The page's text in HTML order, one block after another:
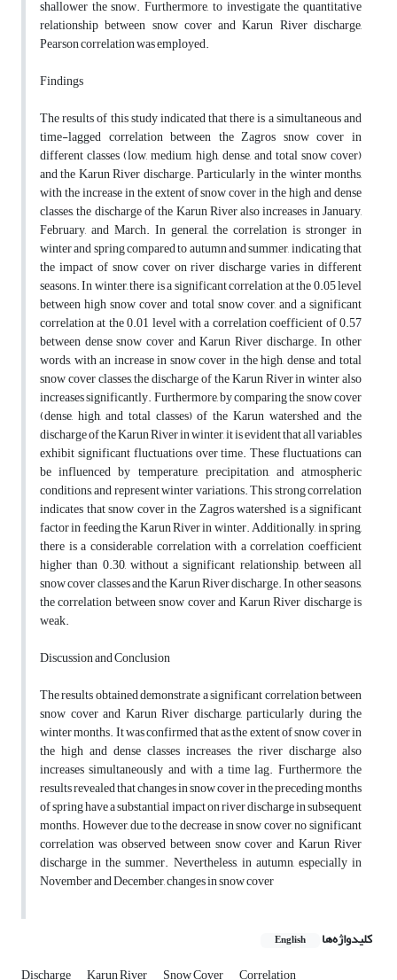
shallower the snow. Furthermore, to investigate the quantitative
relationship between snow cover and Karun River discharge,
Pearson correlation was employed.
Findings
The results of this study indicated that there is a simultaneous and
time-lagged correlation between the Zagros snow cover in
different classes (low, medium, high, dense, and total snow cover)
and the Karun River discharge. Particularly in the winter months,
with the increase in the extent of snow cover in the high and dense
classes, the discharge of the Karun River also increases in January,
February, and March. In general, the correlation is stronger in
winter and spring compared to autumn and summer, indicating that
the impact of snow cover on river discharge varies in different
seasons. In winter, there is a significant correlation at the 0.05 level
between high snow cover and total snow cover, and a significant
correlation at the 0.01 level with a correlation coefficient of 0.57
between dense snow cover and Karun River discharge. In other
words, with an increase in snow cover in the high, dense, and total
snow cover classes, the discharge of the Karun River in winter also
increases significantly. Furthermore, by comparing the snow cover
(dense, high, and total classes) of the Karun watershed and the
discharge of the Karun River in winter, it is evident that all variables
exhibit significant fluctuations over time. These fluctuations can
be influenced by temperature, precipitation, and atmospheric
conditions, and represent winter variations. This strong correlation
indicates that snow cover in the Zagros watershed is a significant
factor in feeding the Karun River in winter. Additionally, in spring,
there is a considerable correlation with a correlation coefficient
higher than 0.30, without a significant relationship, between all
snow cover classes and the Karun River discharge. In other seasons,
the correlation between snow cover and Karun River discharge is
weak.
Discussion and Conclusion
The results obtained demonstrate a significant correlation between
snow cover and Karun River discharge, particularly during the
winter months. It was confirmed that as the extent of snow cover in
the high and dense classes increases, the river discharge also
increases simultaneously and with a time lag. Furthermore, the
results revealed that changes in snow cover in the preceding months
of spring have a substantial impact on river discharge in subsequent
months. However, due to the decrease in snow cover, no significant
correlation was observed between snow cover and Karun River
discharge in the summer. Nevertheless, in autumn, especially in
November and December, changes in snow cover
کلیدواژه‌ها English